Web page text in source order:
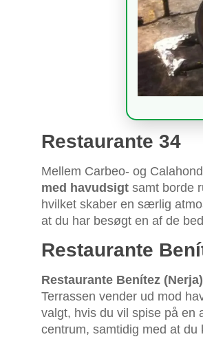
Restaurante 34
Mellem Carbeo- og
med havudsigt samt borde
hvilket skaber en særlig
at du har besøgt en af de
Restaurante
Restaurante Benítez (Nerja)
Terrassen vender ud mod
valgt, hvis du vil spise på en
centrum, samtidig med at